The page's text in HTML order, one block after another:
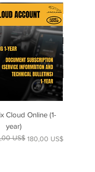
Cloud Online (1-
year)
US$ 180,00 US$